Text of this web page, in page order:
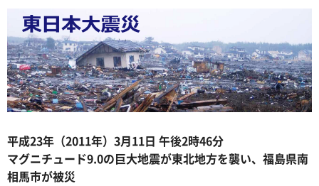
平成23年（2011年）3月11日 午後2時46分
マグニチュード9.0の巨大地震が東北地方を襲い、福島県南
相馬市が被災